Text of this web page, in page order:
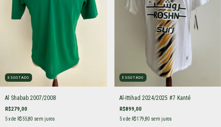
ESGOTADO
Al Shabab 2007/2008
R$279,00
5x de R$55,80 sem juros
ESGOTADO
Al-Ittihad 2024/2025 #7 Kanté
R$899,00
5 x de R$179,80 sem juros